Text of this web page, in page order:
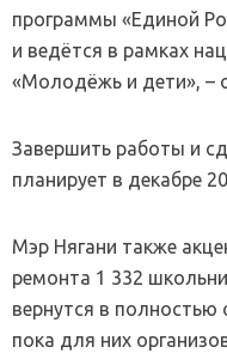
программы «Единой
и ведётся в рамках
«Молодёжь и дети», –
Завершить работы и
планирует в декабре
Мэр Нягани также
ремонта 1 332
вернутся в полностью
пока для них